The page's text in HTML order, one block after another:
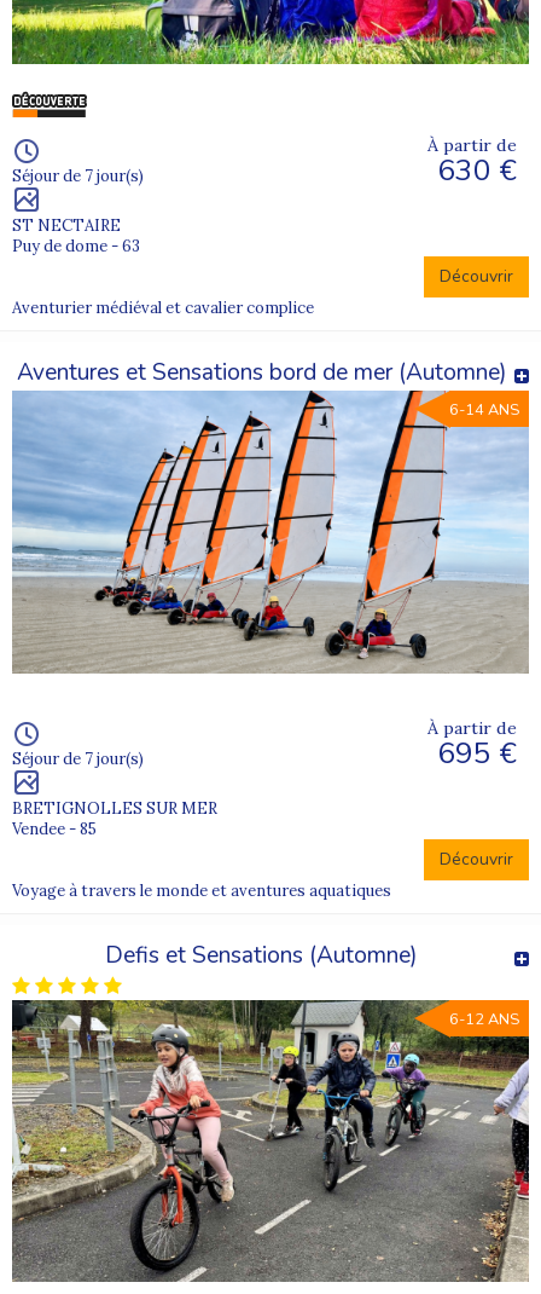
Séjour de 7 jour(s)
ST NECTAIRE
Puy de dome - 63
À partir de
630 €
Découvrir
Aventurier médiéval et cavalier complice
Aventures et Sensations bord de mer (Automne)
6-14 ANS
Séjour de 7 jour(s)
BRETIGNOLLES SUR MER
Vendee - 85
À partir de
695 €
Découvrir
Voyage à travers le monde et aventures aquatiques
Defis et Sensations (Automne)
6-12 ANS